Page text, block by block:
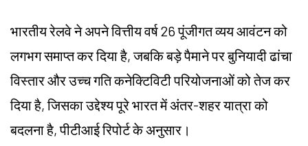
भारतीय रेलवे ने अपने वित्तीय वर्ष 26 पूंजीगत व्यय आवंटन को
लगभग समाप्त कर दिया है, जबकि बड़े पैमाने पर बुनियादी ढांचा
विस्तार और उच्च गति कनेक्टिविटी परियोजनाओं को तेज कर
दिया है, जिसका उद्देश्य पूरे भारत में अंतर-शहर यात्रा को
बदलना है, पीटीआई रिपोर्ट के अनुसार।